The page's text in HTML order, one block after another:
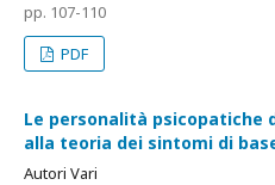
pp. 107-110
PDF
Le personalità psicopatiche
alla teoria dei sintomi di
Autori Vari